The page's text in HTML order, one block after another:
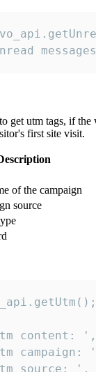
get utm tags, if the
first site visit.
of the campaign
source
content:
campaign:
source: ',